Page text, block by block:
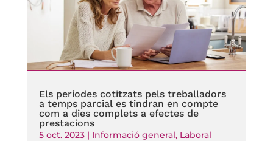
Els períodes cotitzats pels treballadors
a temps parcial es tindran en compte
com a dies complets a efectes de
prestacions
5 oct. 2023| Informació general, Laboral